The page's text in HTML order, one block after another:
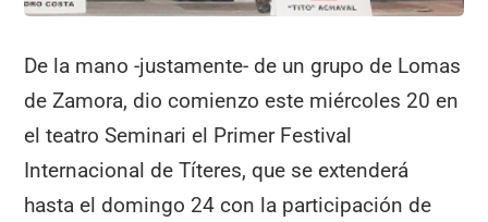
De la mano -justamente- de un grupo de Lomas
de Zamora, dio comienzo este miércoles 20 en
el teatro Seminari el Primer Festival
Internacional de Títeres, que se extenderá
hasta el domingo 24 con la participación de